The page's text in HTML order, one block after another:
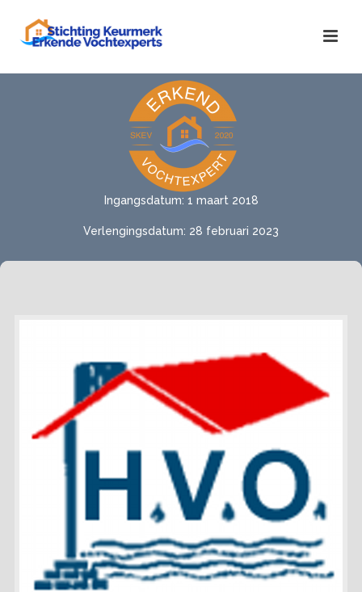
Ingangsdatum: 1 maart 2018
Verlengingsdatum: 28 februari 2023